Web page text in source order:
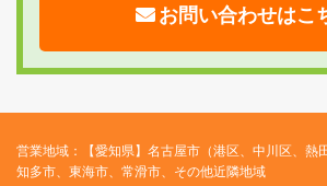
お問い合わせはこ
営業地域：【愛知県】名古屋市（港区、中川区、熱
知多市、東海市、常滑市、その他近隣地域